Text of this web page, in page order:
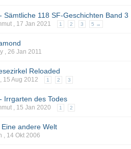
Sämtliche 118 SF-Geschichten Band 3
, 17 Jan 2021 1 2 3 5 →
,26 Jan 2011
Reloaded
15 Aug 2012 1 2 3
Irrgarten des Todes
, 15 Jan 2020 1 2
andere Welt
, 14 Okt 2006